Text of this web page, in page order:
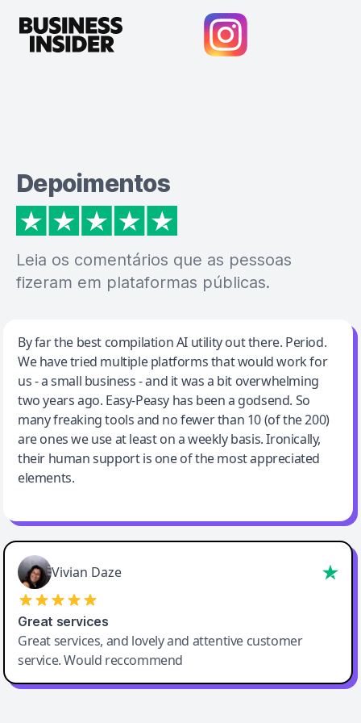
Depoimentos
Leia os comentários que as pessoas
fizeram em plataformas públicas.
Jeff Wilson
By far the best compilation AI utility
By far the best compilation AI utility out there. Period.
We have tried multiple platforms that would work for
us - a small business - and it was a bit overwhelming
two years ago. Easy-Peasy has been a godsend. So
many freaking tools and no fewer than 10 (of the 200)
are ones we use at least on a weekly basis. Ironically,
their human support is one of the most appreciated
elements.
Vivian Daze
Great services
Great services, and lovely and attentive customer
service. Would reccommend